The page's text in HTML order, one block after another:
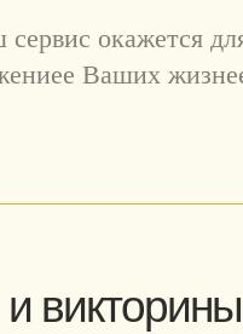
окажется
Ваших
викторины